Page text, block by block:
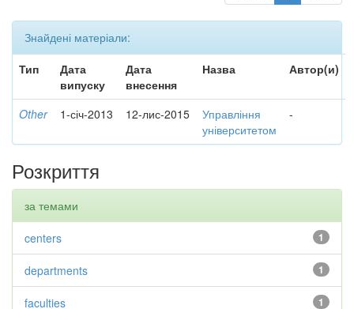
Знайдені матеріали:
Тип
Дата
випуску
Дата
внесення
Назва Автор(и)
Other 1-січ-2013 12-лис-2015
Управління
університетом
-
Розкриття
за темами
1
centers
1
departments
1
faculties